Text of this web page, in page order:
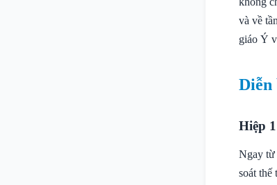
và về
giáo Ý
Diễn
Hiệp
Ngay từ
soát